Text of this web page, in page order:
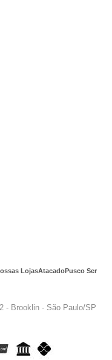
LojasAtacadoPusco Ser
- Brooklin - São Paulo/SP